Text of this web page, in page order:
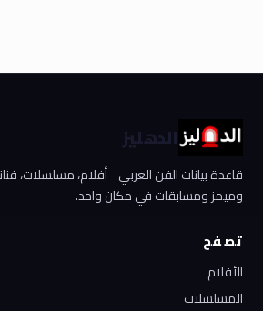
الدهليز
قاعدة بيانات الفن العربي - أفلام، مسلسلات،
وميمز ومسابقات في مكان واحد.
تصفح
الأفلام
المسلسلات